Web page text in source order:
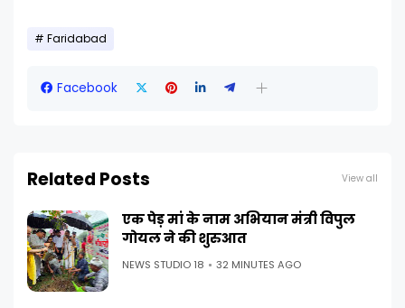
Faridabad
Facebook
Related Posts View all
एक पेड़ मां के नाम अभियान मंत्री विपुल
गोयल ने की शुरुआत
NEWS STUDIO 18 32 MINUTES AGO